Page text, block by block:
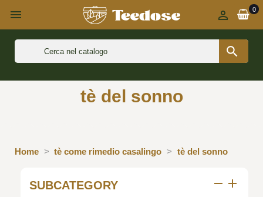
 0


tè del sonno
Home tè come rimedio casalingo tè del sonno
SUBCATEGORY add
remove